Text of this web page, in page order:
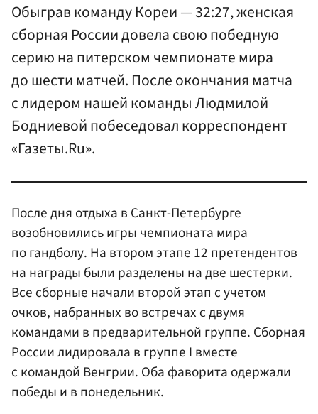
Обыграв команду Кореи — 32:27, женская
сборная России довела свою победную
серию на питерском чемпионате мира
до шести матчей. После окончания матча
с лидером нашей команды Людмилой
Бодниевой побеседовал корреспондент
«Газеты.Ru».
После дня отдыха в Санкт-Петербурге
возобновились игры чемпионата мира
по гандболу. На втором этапе 12 претендентов
на награды были разделены на две шестерки.
Все сборные начали второй этап с учетом
очков, набранных во встречах с двумя
командами в предварительной группе. Сборная
России лидировала в группе I вместе
с командой Венгрии. Оба фаворита одержали
победы и в понедельник.